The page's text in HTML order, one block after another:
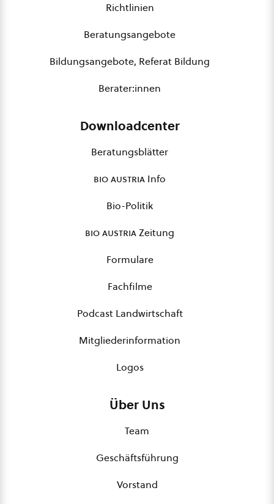
Richtlinien
Beratungsangebote
Bildungsangebote, Referat Bildung
Berater:innen
Downloadcenter
Beratungsblätter
bio austria Info
Bio-Politik
bio austriaZeitung
Formulare
Fachfilme
Podcast Landwirtschaft
Mitgliederinformation
Logos
Über Uns
Team
Geschäftsführung
Vorstand